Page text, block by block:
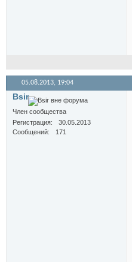
05.08.2013, 19:04
Bsir
Член сообщества
Регистрация
30.05.2013
Сообщений
171